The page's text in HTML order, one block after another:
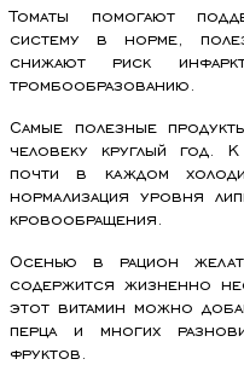
Томаты помогают
систему в норме,
снижают риск
тромбообразованию.
Самые полезные
человеку круглый год.
почти в каждом
нормализация уровня
кровообращения.
Осенью в рацион
содержится жизненно
этот витамин можно
перца и многих
фруктов.